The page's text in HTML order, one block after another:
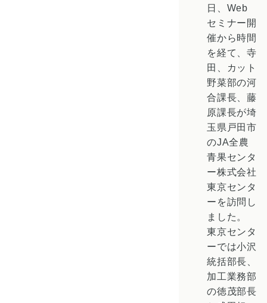
日、Web
セミナー開
催から時間
を経て、寺
田、カット
野菜部の河
合課長、藤
原課長が埼
玉県戸田市
のJA全農
青果センタ
ー株式会社
東京センタ
ーを訪問し
ました。
東京センタ
ーでは小沢
統括部長、
加工業務部
の徳茂部長